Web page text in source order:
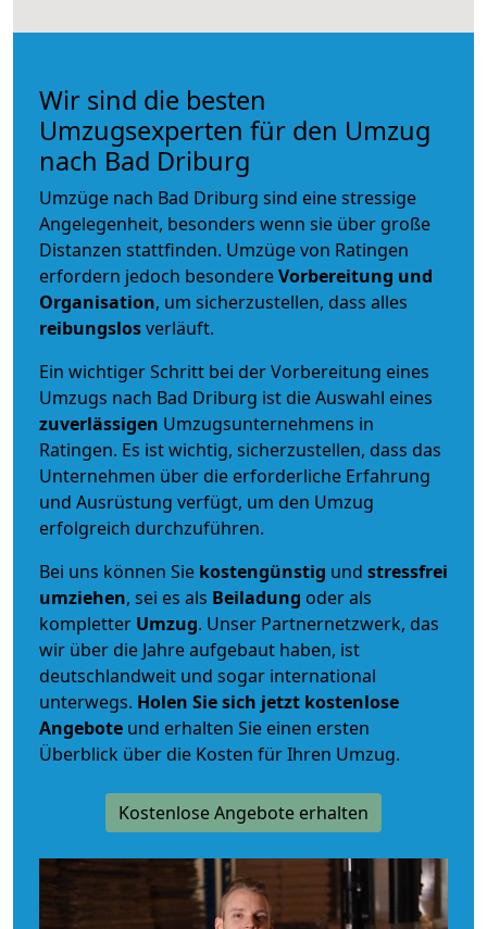
Wir sind die besten
Umzugsexperten für den Umzug
nach Bad Driburg
Umzüge nach Bad Driburg sind eine stressige
Angelegenheit, besonders wenn sie über große
Distanzen stattfinden. Umzüge von Ratingen
erfordern jedoch besondereVorbereitung und
Organisation, um sicherzustellen, dass alles
reibungslosverläuft.
Ein wichtiger Schritt bei der Vorbereitung eines
Umzugs nach Bad Driburg ist die Auswahl eines
zuverlässigen Umzugsunternehmens in
Ratingen. Es ist wichtig, sicherzustellen, dass das
Unternehmen über die erforderliche Erfahrung
und Ausrüstung verfügt, um den Umzug
erfolgreich durchzuführen.
Bei uns können Sie kostengünstig und stressfrei
umziehen, sei es als Beiladung oder als
kompletter Umzug. Unser Partnernetzwerk, das
wir über die Jahre aufgebaut haben, ist
deutschlandweit und sogar international
unterwegs. Holen Sie sich jetzt kostenlose
Angebote und erhalten Sie einen ersten
Überblick über die Kosten für Ihren Umzug.
Kostenlose Angebote erhalten